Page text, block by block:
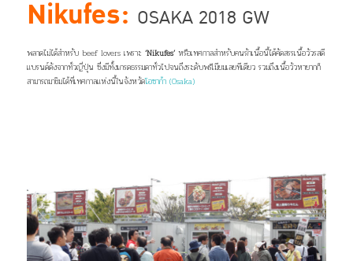
Nikufes: OSAKA 2018 GW
พลาดไม่ได้สำหรับ beef lovers เพราะ ‘Nikufes’หรือเทศกาลสำหรับคนรักเนื้อนี้ได้คัดสรรเนื้อวัวรสดี
แบรนด์ดังจากทั่วญี่ปุ่น ซึ่งมีทั้งเกรดธรรมดาทั่วไปจนถึงระดับพรีเมียมเลยทีเดียว รวมถึงเนื้อวัวหายากก็
สามารถมาชิมได้ที่เทศกาลแห่งนี้ในจังหวัดโอซาก้า (Osaka)